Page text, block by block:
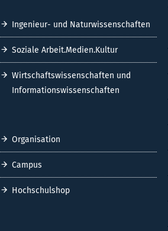
Ingenieur- und Naturwissenschaften
Soziale Arbeit.Medien.Kultur
Wirtschaftswissenschaften und
Informationswissenschaften
Organisation
Campus
Hochschulshop